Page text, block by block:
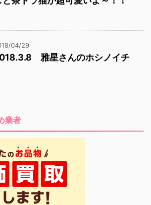
04/29
雅星さんのホシノイチ
業者